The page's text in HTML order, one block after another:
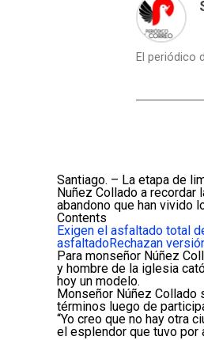
El periódico
Santiago. – La etapa de
Nuñez Collado a recordar
abandono que han vivido
Contents
Exigen el asfaltado total
asfaltadoRechazan
Para monseñor Núñez
y hombre de la iglesia
hoy un modelo.
Monseñor Núñez Collado
términos luego de
“Yo creo que no hay otra
el esplendor que tuvo por